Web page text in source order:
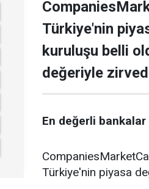
Türkiye'nin
kuruluşu belli
değeriyle
En değerli bankalar
Türkiye'nin piyasa